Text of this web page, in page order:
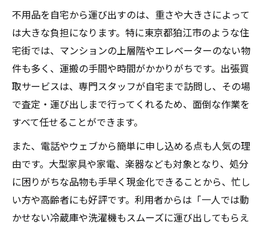
不用品を自宅から運び出すのは、重さや大きさによって
は大きな負担になります。特に東京都狛江市のような住
宅街では、マンションの上層階やエレベーターのない物
件も多く、運搬の手間や時間がかかりがちです。出張買
取サービスは、専門スタッフが自宅まで訪問し、その場
で査定・運び出しまで行ってくれるため、面倒な作業を
すべて任せることができます。
また、電話やウェブから簡単に申し込める点も人気の理
由です。大型家具や家電、楽器なども対象となり、処分
に困りがちな品物も手早く現金化できることから、忙し
い方や高齢者にも好評です。利用者からは「一人では動
かせない冷蔵庫や洗濯機もスムーズに運び出してもらえ